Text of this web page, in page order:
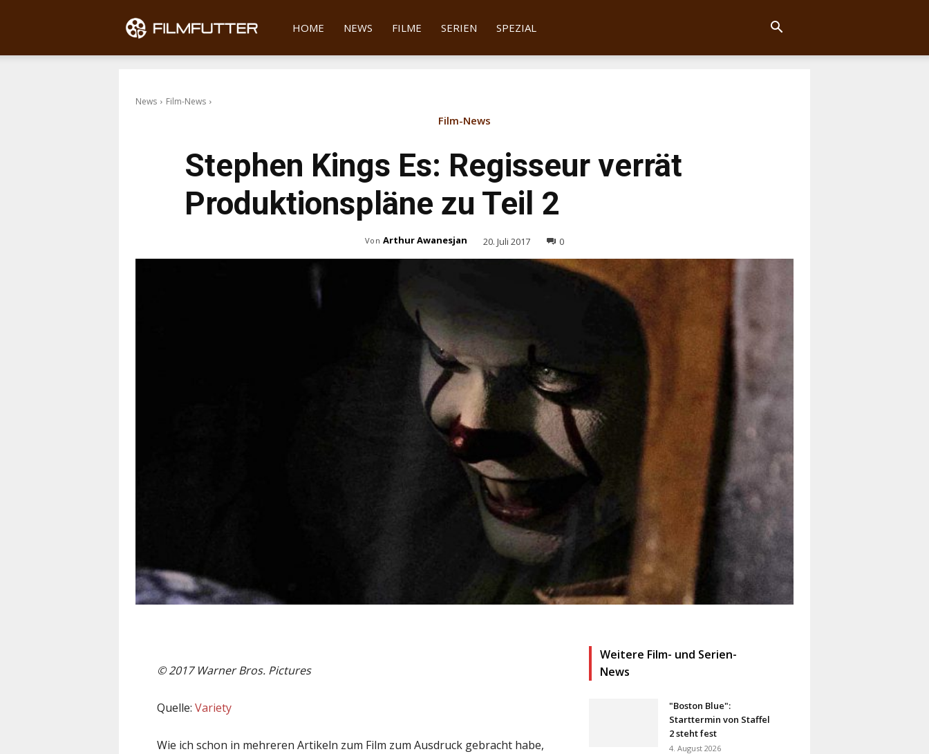
Filmfutter
HOME NEWS FILME SERIEN SPEZIAL
News Film-News
Film-News
Stephen Kings Es: Regisseur verrät
Produktionspläne zu Teil 2
Von Arthur Awanesjan 20. Juli 2017 0
©2017 Warner Bros. Pictures
Quelle: Variety
Wie ich schon in mehreren Artikeln zum Film zum Ausdruck gebracht habe,
Weitere Film- und Serien-
News
"Boston Blue":
Starttermin von Staffel
2 steht fest
4. August 2026